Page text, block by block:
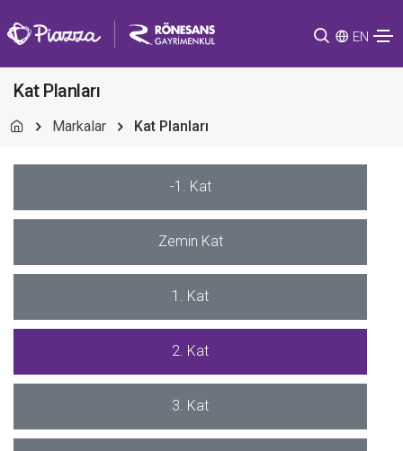
EN
Kat Planları
Markalar Kat Planları
-1. Kat
Zemin Kat
1. Kat
2. Kat
3. Kat